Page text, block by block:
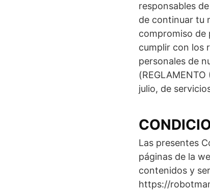
responsables
de continuar tu
compromiso de
cumplir con los
personales de
julio, de
Las presentes
páginas de la
contenidos y
https://